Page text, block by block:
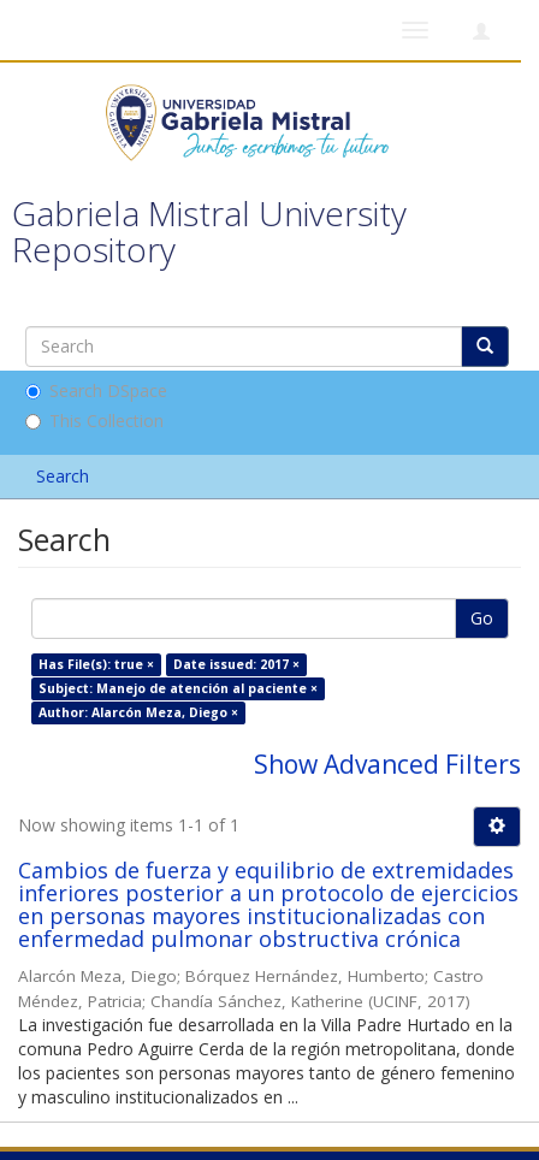
Gabriela Mistral University
Repository
Search DSpace
This Collection
Search
Search
Go
Has File(s): true ×
Date issued: 2017 ×
Subject: Manejo de atención al paciente ×
Author: Alarcón Meza, Diego ×
Show Advanced Filters
Now showing items 1-1 of 1
Cambios de fuerza y equilibrio de extremidades
inferiores posterior a un protocolo de ejercicios
en personas mayores institucionalizadas con
enfermedad pulmonar obstructiva crónica
Alarcón Meza, Diego; Bórquez Hernández, Humberto; Castro
Méndez, Patricia; Chandía Sánchez, Katherine (UCINF, 2017)
La investigación fue desarrollada en la Villa Padre Hurtado en la
comuna Pedro Aguirre Cerda de la región metropolitana, donde
los pacientes son personas mayores tanto de género femenino
y masculino institucionalizados en ...